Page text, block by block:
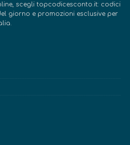
scegli topcodicesconto.it: codici
giorno e promozioni esclusive per